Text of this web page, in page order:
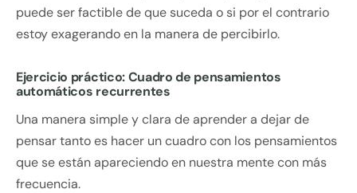
puede ser factible de que suceda o si por el contrario
estoy exagerando en la manera de percibirlo.
Ejercicio práctico: Cuadro de pensamientos
automáticos recurrentes
Una manera simple y clara de aprender a dejar de
pensar tanto es hacer un cuadro con los pensamientos
que se están apareciendo en nuestra mente con más
frecuencia.